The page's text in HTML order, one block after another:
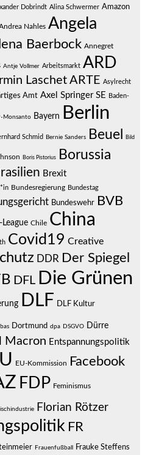
Dobrindt Alina Schwermer Amazon
Nahles Angela
Baerbock Annegret
Antje Vollmer Arbeitsmarkt ARD
Laschet ARTE Asylrecht
Amt Axel Springer SE Baden-
Monsanto Bayern Berlin
Schmid Bernie Sanders Beuel Bild
Boris Pistorius
Borussia
Brexit
Bundesregierung Bundestag
Bundeswehr BVB
Chile China
Covid19 Creative
DDR Der Spiegel
DFL Die Grünen
DLF DLF Kultur
Dortmund dpa DSGVO Dürre
Macron Entspannungspolitik
EU-Kommission
Facebook
FDP Feminismus
Florian Rötzer
FR
Frauenfußball Frauke Steffens